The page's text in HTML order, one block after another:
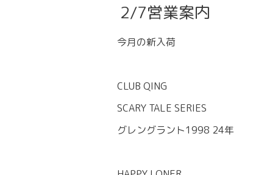
2/7営業案内
今月の新入荷
CLUB QING
SCARY TALE SERIES
グレングラント1998 24年